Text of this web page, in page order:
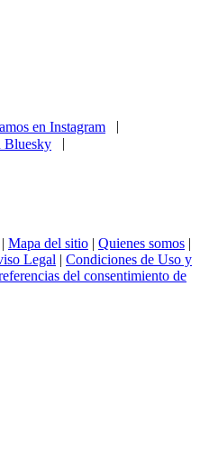
|
|
| Mapa del sitio | Quienes somos |
Legal | Condiciones de Uso y
del consentimiento de